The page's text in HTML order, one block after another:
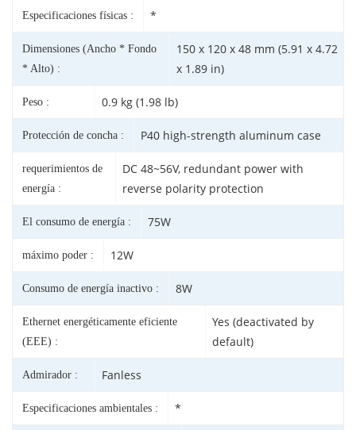
Especificaciones físicas : *
Dimensiones (Ancho * Fondo
* Alto) :
150 x 120 x 48 mm (5.91 x 4.72
x 1.89 in)
Peso : 0.9 kg (1.98 lb)
Protección de concha : P40 high-strength aluminum case
requerimientos de
energía :
DC 48~56V, redundant power with
reverse polarity protection
El consumo de energía : 75W
máximo poder : 12W
Consumo de energía inactivo : 8W
Ethernet energéticamente eficiente
(EEE) :
Yes (deactivated by
default)
Admirador : Fanless
Especificaciones ambientales : *